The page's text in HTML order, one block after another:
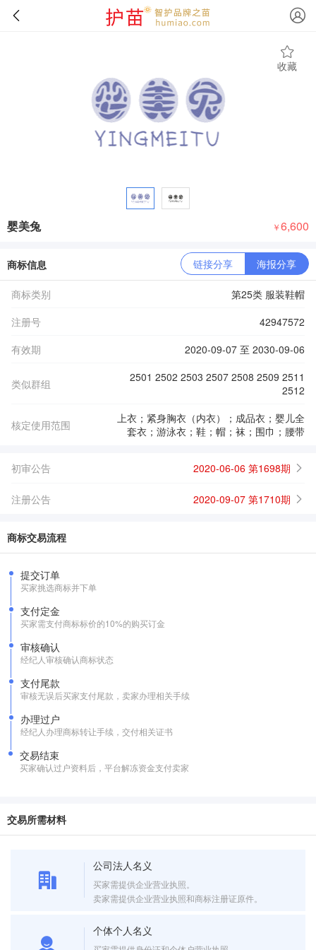
收藏
婴美兔 ￥6,600
商标信息 链接分享 海报分享
商标类别
第25类 服装鞋帽
注册号
42947572
有效期
2020-09-07 至 2030-09-06
类似群组
2501 2502 2503 2507 2508 2509 2511
2512
核定使用范围
上衣；紧身胸衣（内衣）；成品衣；婴儿全
套衣；游泳衣；鞋；帽；袜；围巾；腰带
初审公告 2020-06-06 第1698期
注册公告 2020-09-07 第1710期
商标交易流程
提交订单
买家挑选商标并下单
支付定金
买家需支付商标标价的10%的购买订金
审核确认
经纪人审核确认商标状态
支付尾款
审核无误后买家支付尾款，卖家办理相关手续
办理过户
经纪人办理商标转让手续，交付相关证书
交易结束
买家确认过户资料后，平台解冻资金支付卖家
交易所需材料
公司法人名义
买家需提供企业营业执照。
卖家需提供企业营业执照和商标注册证原件。
个体个人名义